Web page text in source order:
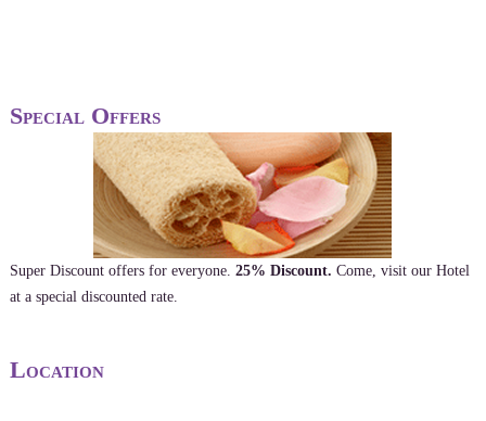
Special Offers
Super Discount offers for everyone. 25% Discount. Come, visit our Hotel
at a special discounted rate.
Location